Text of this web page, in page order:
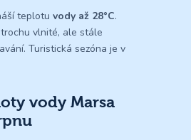
teplotu vody až 28°C.
vlnité, ale stále
Turistická sezóna je v
vody Marsa